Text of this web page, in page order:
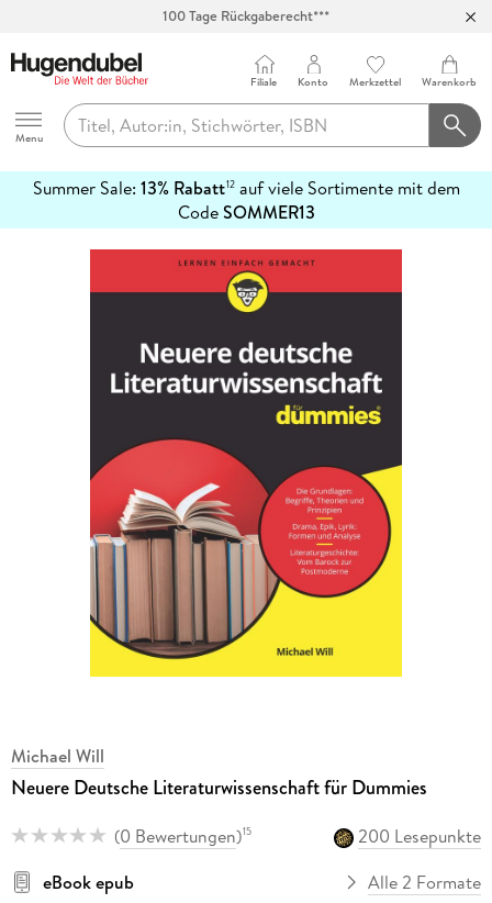
100 Tage Rückgaberecht***
Hugendubel
Menu
Filiale Konto Merkzettel Warenkorb
Summer Sale: 13% Rabatt12auf viele Sortimente mit dem
CodeSOMMER13
erfahren
Michael Will
Neuere Deutsche Literaturwissenschaft für Dummies
(0 Bewertungen)15
200 Lesepunkte
eBook epub
Alle 2 Formate